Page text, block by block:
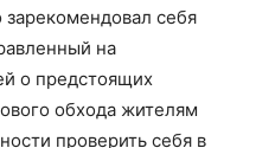
себя
на
о предстоящих
обхода жителям
проверить себя в